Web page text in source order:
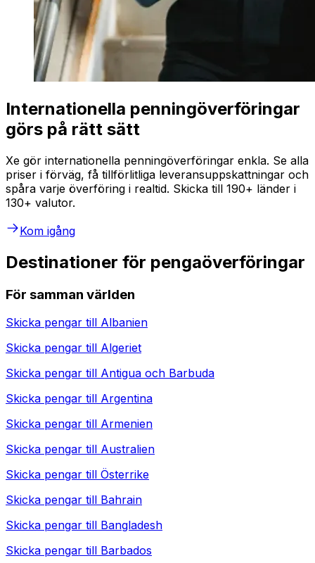
Internationella penningöverföringar
görs på rätt sätt
Xe gör internationella penningöverföringar enkla. Se alla
priser i förväg, få tillförlitliga leveransuppskattningar och
spåra varje överföring i realtid. Skicka till 190+ länder i
130+ valutor.
Kom igång
Destinationer för pengaöverföringar
För samman världen
Skicka pengar till Albanien
Skicka pengar till Algeriet
Skicka pengar till Antigua och Barbuda
Skicka pengar till Argentina
Skicka pengar till Armenien
Skicka pengar till Australien
Skicka pengar till Österrike
Skicka pengar till Bahrain
Skicka pengar till Bangladesh
Skicka pengar till Barbados